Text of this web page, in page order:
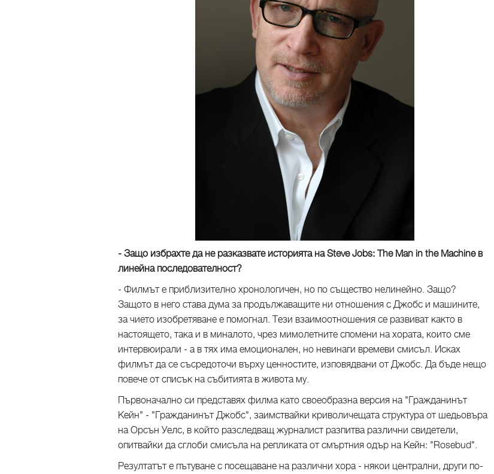
- Защо избрахте да не разказвате историята на Steve Jobs: The Man in the Machine в
линейна последователност?
- Филмът е приблизително хронологичен, но по същество нелинейно. Защо?
Защото в него става дума за продължаващите ни отношения с Джобс и машините,
за чието изобретяване е помогнал. Тези взаимоотношения се развиват както в
настоящето, така и в миналото, чрез мимолетните спомени на хората, които сме
интервюирали - а в тях има емоционален, но невинаги времеви смисъл. Исках
филмът да се съсредоточи върху ценностите, изповядвани от Джобс. Да бъде нещо
повече от списък на събитията в живота му.
Първоначално си представях филма като своеобразна версия на "Гражданинът
Кейн" - "Гражданинът Джобс", заимствайки криволичещата структура от шедьовъра
на Орсън Уелс, в който разследващ журналист разпитва различни свидетели,
опитвайки да сглоби смисъла на репликата от смъртния одър на Кейн: "Rosebud".
Резултатът е пътуване с посещаване на различни хора - някои централни, други по-